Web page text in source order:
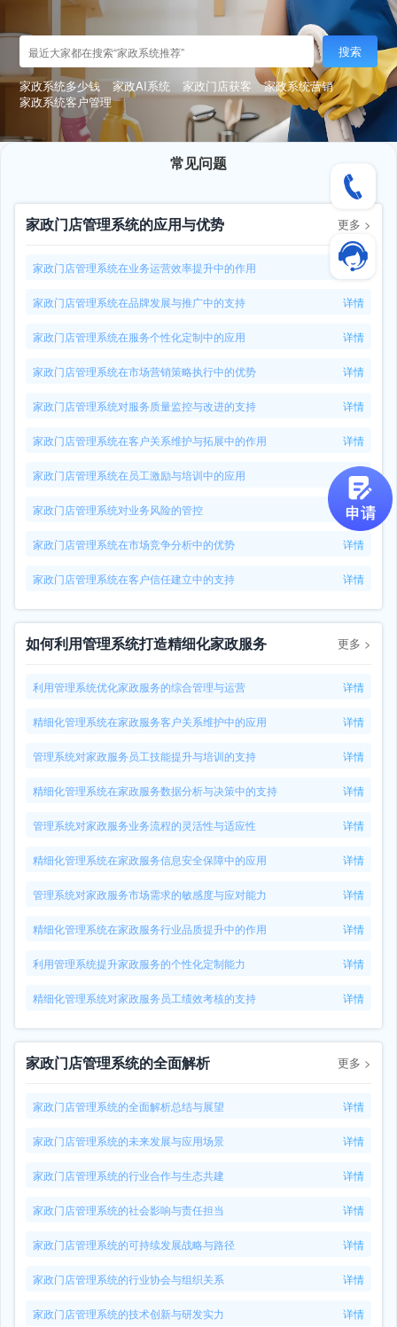
搜索
家政系统多少钱 家政AI系统 家政门店获客
家政系统营销
家政系统客户管理
常见问题
家政门店管理系统的应用与优势 更多 >
家政门店管理系统在业务运营效率提升中的作用 详情
家政门店管理系统在品牌发展与推广中的支持 详情
家政门店管理系统在服务个性化定制中的应用 详情
家政门店管理系统在市场营销策略执行中的优势 详情
家政门店管理系统对服务质量监控与改进的支持 详情
家政门店管理系统在客户关系维护与拓展中的作用 详情
家政门店管理系统在员工激励与培训中的应用 详情
家政门店管理系统对业务风险的管控 详情
家政门店管理系统在市场竞争分析中的优势 详情
家政门店管理系统在客户信任建立中的支持 详情
如何利用管理系统打造精细化家政服务 更多 >
利用管理系统优化家政服务的综合管理与运营 详情
精细化管理系统在家政服务客户关系维护中的应用 详情
管理系统对家政服务员工技能提升与培训的支持 详情
精细化管理系统在家政服务数据分析与决策中的支持 详情
管理系统对家政服务业务流程的灵活性与适应性 详情
精细化管理系统在家政服务信息安全保障中的应用 详情
管理系统对家政服务市场需求的敏感度与应对能力 详情
精细化管理系统在家政服务行业品质提升中的作用 详情
利用管理系统提升家政服务的个性化定制能力 详情
精细化管理系统对家政服务员工绩效考核的支持 详情
家政门店管理系统的全面解析 更多 >
家政门店管理系统的全面解析总结与展望 详情
家政门店管理系统的未来发展与应用场景 详情
家政门店管理系统的行业合作与生态共建 详情
家政门店管理系统的社会影响与责任担当 详情
家政门店管理系统的可持续发展战略与路径 详情
家政门店管理系统的行业协会与组织关系 详情
家政门店管理系统的技术创新与研发实力 详情